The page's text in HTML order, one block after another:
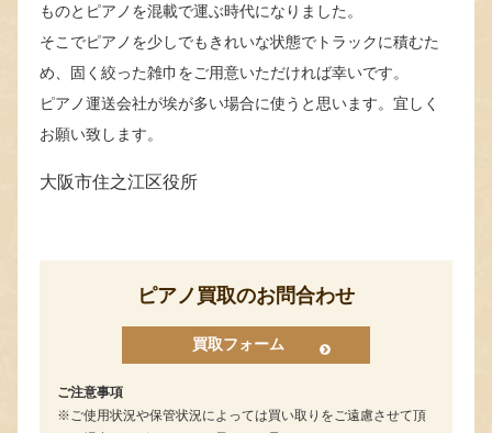
ものとピアノを混載で運ぶ時代になりました。
そこでピアノを少しでもきれいな状態でトラックに積むた
め、固く絞った雑巾をご用意いただければ幸いです。
ピアノ運送会社が埃が多い場合に使うと思います。宜しく
お願い致します。
大阪市住之江区役所
ピアノ買取のお問合わせ
買取フォーム
ご注意事項
ご使用状況や保管状況によっては買い取りをご遠慮させて頂